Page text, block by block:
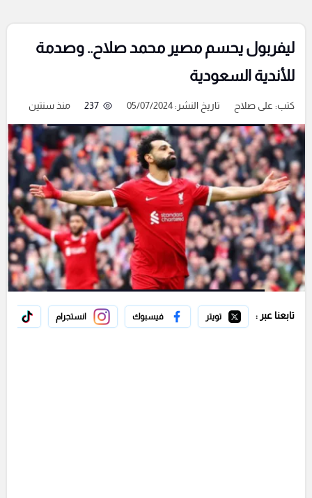
ليفربول يحسم مصير محمد صلاح.. وصدمة
للأندية السعودية
كتب: على صلاح تاريخ النشر: 05/07/2024 237 منذ سنتين
تابعنا عبر : تويتر فيسبوك انستجرام